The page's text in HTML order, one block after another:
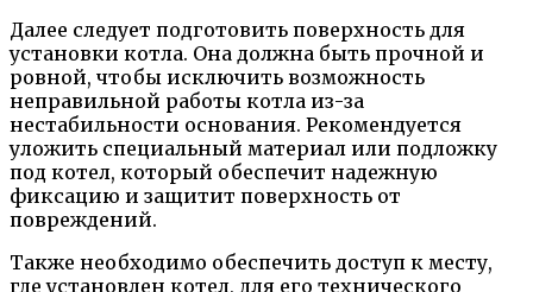
Далее следует подготовить поверхность для
установки котла. Она должна быть прочной и
ровной, чтобы исключить возможность
неправильной работы котла из-за
нестабильности основания. Рекомендуется
уложить специальный материал или подложку
под котел, который обеспечит надежную
фиксацию и защитит поверхность от
повреждений.
Также необходимо обеспечить доступ к месту,
где установлен котел, для его технического